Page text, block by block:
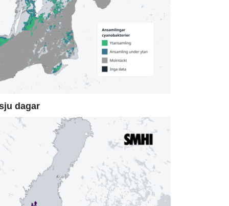
dagar